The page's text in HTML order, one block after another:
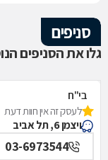
סניפים
גלו את הסניפים
בי"ח
איכילוב-
תל אביב
לעסק זה אין חוות דעת
ויצמן 6, תל אביב
03-6973544